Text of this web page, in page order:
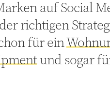
auf Social
richtigen
für ein
und sogar